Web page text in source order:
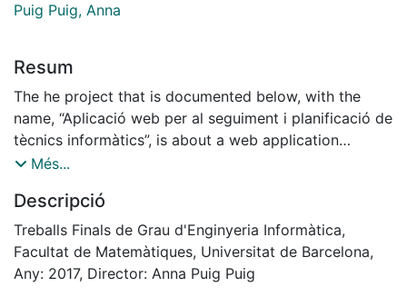
Puig Puig, Anna
Resum
The he project that is documented below, with the
name, “Aplicació web per al seguiment i planificació de
tècnics informàtics”, is about a web application
dedicated to the management and monitoring IT
The main function to which the project is intended, is
to support the computer technicians who will make
use of the application and especially, the department
managers who will be in chage of monitoring these
Més...
Descripció
Treballs Finals de Grau d'Enginyeria Informàtica,
Facultat de Matemàtiques, Universitat de Barcelona,
Any: 2017, Director: Anna Puig Puig